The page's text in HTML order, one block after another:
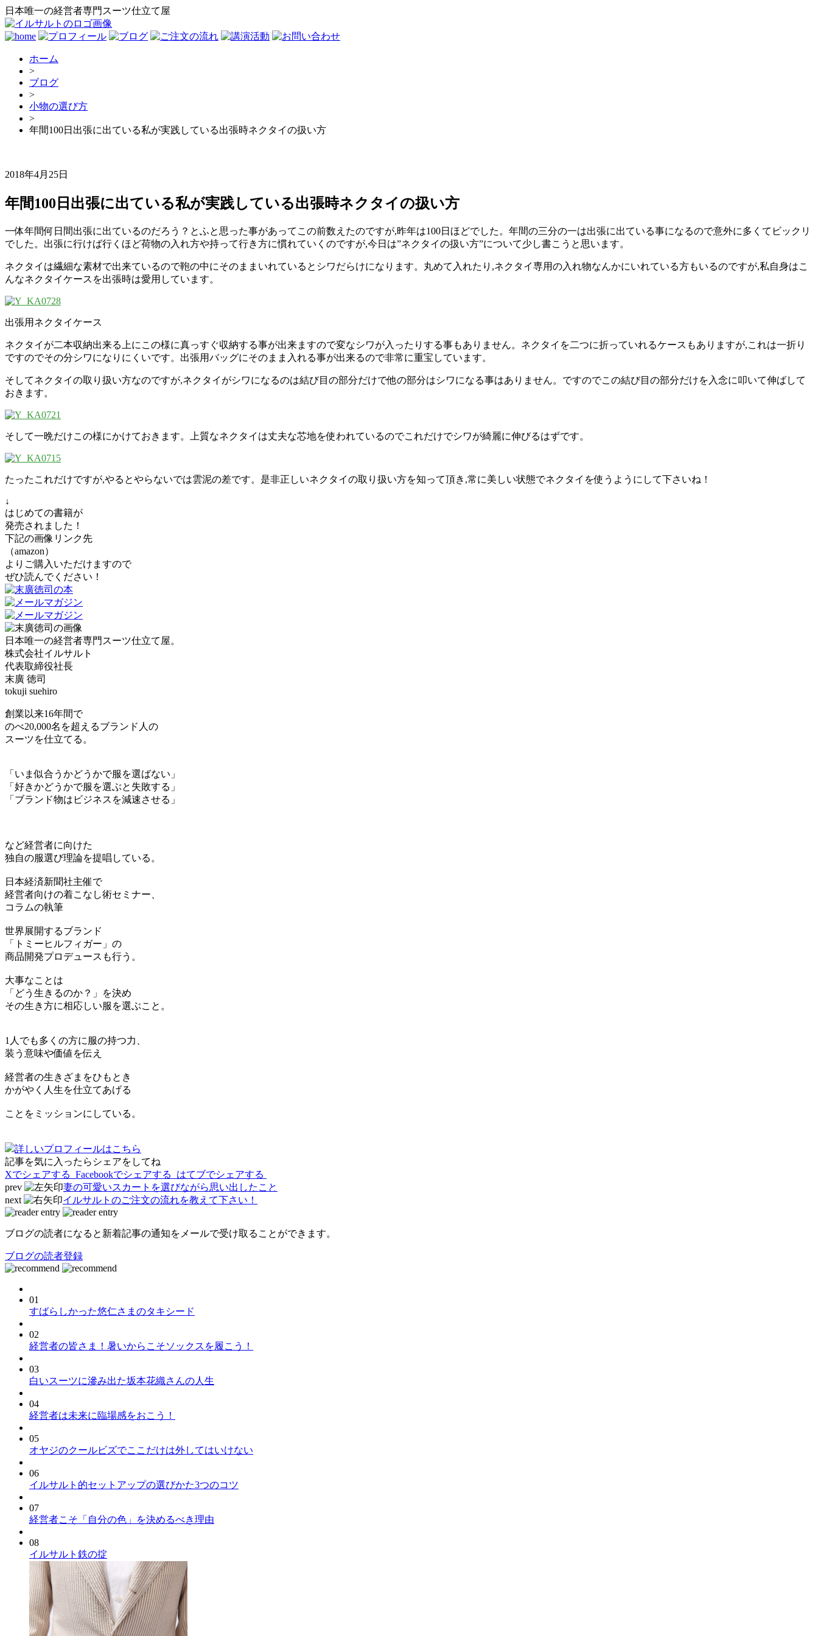
日本唯一の経営者専門スーツ仕立て屋
ホーム
>
ブログ
>
小物の選び方
>
年間100日出張に出ている私が実践している出張時ネクタイの扱い方
2018年4月25日
年間100日出張に出ている私が実践している出張時ネクタイの扱い方
一体年間何日間出張に出ているのだろう？とふと思った事があってこの前数えたのですが,昨年は100日ほどでした。年間の三分の一は出張に出ている事になるので意外に多くてビックリ
でした。出張に行けば行くほど荷物の入れ方や持って行き方に慣れていくのですが,今日は”ネクタイの扱い方”について少し書こうと思います。
ネクタイは繊細な素材で出来ているので鞄の中にそのままいれているとシワだらけになります。丸めて入れたり,ネクタイ専用の入れ物なんかにいれている方もいるのですが,私自身はこ
んなネクタイケースを出張時は愛用しています。
出張用ネクタイケース
ネクタイが二本収納出来る上にこの様に真っすぐ収納する事が出来ますので変なシワが入ったりする事もありません。ネクタイを二つに折っていれるケースもありますが,これは一折り
ですのでその分シワになりにくいです。出張用バッグにそのまま入れる事が出来るので非常に重宝しています。
そしてネクタイの取り扱い方なのですが,ネクタイがシワになるのは結び目の部分だけで他の部分はシワになる事はありません。ですのでこの結び目の部分だけを入念に叩いて伸ばして
おきます。
そして一晩だけこの様にかけておきます。上質なネクタイは丈夫な芯地を使われているのでこれだけでシワが綺麗に伸びるはずです。
たったこれだけですが,やるとやらないでは雲泥の差です。是非正しいネクタイの取り扱い方を知って頂き,常に美しい状態でネクタイを使うようにして下さいね！
↓
はじめての書籍が
発売されました！
下記の画像リンク先
（amazon）
よりご購入いただけますので
ぜひ読んでください！
日本唯一の経営者専門スーツ仕立て屋。
株式会社イルサルト
代表取締役社長
末廣 徳司
tokuji suehiro
創業以来16年間で
のべ20,000名を超えるブランド人の
スーツを仕立てる。
「いま似合うかどうかで服を選ばない」
「好きかどうかで服を選ぶと失敗する」
「ブランド物はビジネスを減速させる」
など経営者に向けた
独自の服選び理論を提唱している。
日本経済新聞社主催で
経営者向けの着こなし術セミナー、
コラムの執筆
世界展開するブランド
「トミーヒルフィガー」の
商品開発プロデュースも行う。
大事なことは
「どう生きるのか？」を決め
その生き方に相応しい服を選ぶこと。
1人でも多くの方に服の持つ力、
装う意味や価値を伝え
経営者の生きざまをひもとき
かがやく人生を仕立てあげる
ことをミッションにしている。
詳しいプロフィールはこちら
記事を気に入ったらシェアをしてね
Xでシェアする Facebookでシェアする
はてブでシェアする
prev
妻の可愛いスカートを選びながら思い出したこと
next
イルサルトのご注文の流れを教えて下さい！
ブログの読者になると新着記事の通知をメールで受け取ることができます。
ブログの読者登録
01
すばらしかった悠仁さまのタキシード
02
経営者の皆さま！暑いからこそソックスを履こう！
03
白いスーツに滲み出た坂本花織さんの人生
04
経営者は未来に臨場感をおこう！
05
オヤジのクールビズでここだけは外してはいけない
06
イルサルト的セットアップの選びかた3つのコツ
07
経営者こそ「自分の色」を決めるべき理由
08
イルサルト鉄の掟